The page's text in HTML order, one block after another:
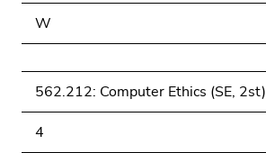
W
562.212: Computer Ethics (SE, 2st)
4